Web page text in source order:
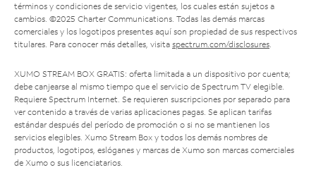
términos y condiciones de servicio vigentes, los cuales están sujetos a
cambios. ©2025 Charter Communications. Todas las demás marcas
comerciales y los logotipos presentes aquí son propiedad de sus respectivos
titulares. Para conocer más detalles, visita spectrum.com/disclosures.
XUMO STREAM BOX GRATIS: oferta limitada a un dispositivo por cuenta;
debe canjearse al mismo tiempo que el servicio de Spectrum TV elegible.
Requiere Spectrum Internet. Se requieren suscripciones por separado para
ver contenido a través de varias aplicaciones pagas. Se aplican tarifas
estándar después del período de promoción o si no se mantienen los
servicios elegibles. Xumo Stream Box y todos los demás nombres de
productos, logotipos, eslóganes y marcas de Xumo son marcas comerciales
de Xumo o sus licenciatarios.